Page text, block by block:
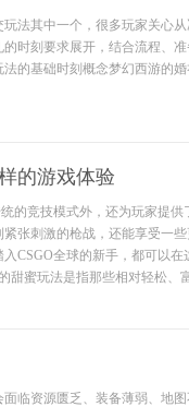
法其中一个，很多玩家关心
时刻要求展开，结合流程、
的基础时刻概念梦幻西游的
的游戏体验
的竞技模式外，还为玩家提
张刺激的枪战，还能享受一
CSGO全球的新手，都可以在
甜蜜玩法是指那些相对轻松、
临资源匮乏、装备薄弱、地